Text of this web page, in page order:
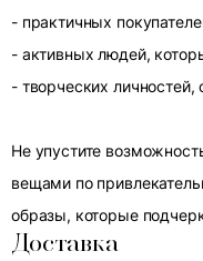
- практичных
- активных людей,
- творческих
Не упустите
вещами по
образы, которые
Доставка